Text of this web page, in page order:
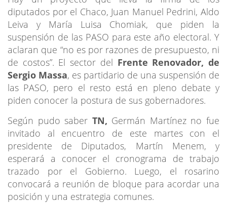
diputados por el Chaco, Juan Manuel Pedrini, Aldo
Leiva y María Luisa Chomiak, que piden la
suspensión de las PASO para este año electoral. Y
aclaran que “no es por razones de presupuesto, ni
de costos”. El sector del Frente Renovador, de
Sergio Massa, es partidario de una suspensión de
las PASO, pero el resto está en pleno debate y
piden conocer la postura de sus gobernadores.
Según pudo saber TN, Germán Martínez no fue
invitado al encuentro de este martes con el
presidente de Diputados, Martín Menem, y
esperará a conocer el cronograma de trabajo
trazado por el Gobierno. Luego, el rosarino
convocará a reunión de bloque para acordar una
posición y una estrategia comunes.